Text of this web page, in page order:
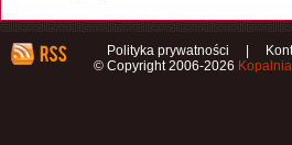
Polityka prywatności
© Copyright 2006-2026